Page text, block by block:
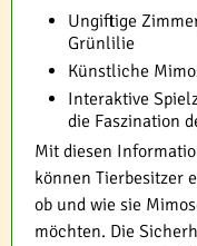
Ungiftige
Grünlilie
Künstliche
Interaktive
die Faszination
Mit diesen
können Tierbesitzer
ob und wie sie
möchten. Die